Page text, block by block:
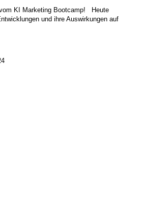
KI Marketing Bootcamp! Heute
und ihre Auswirkungen auf